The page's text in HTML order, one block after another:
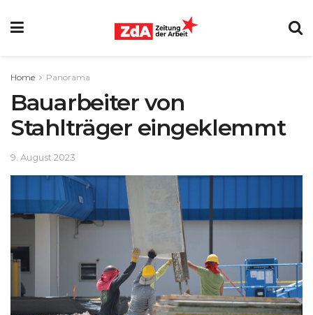
Home Panorama
Bauarbeiter von
Stahlträger eingeklemmt
9. August 2023